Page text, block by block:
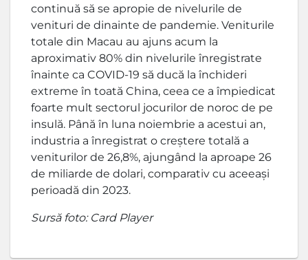
continuă să se apropie de nivelurile de
venituri de dinainte de pandemie. Veniturile
totale din Macau au ajuns acum la
aproximativ 80% din nivelurile înregistrate
înainte ca COVID-19 să ducă la închideri
extreme în toată China, ceea ce a împiedicat
foarte mult sectorul jocurilor de noroc de pe
insulă. Până în luna noiembrie a acestui an,
industria a înregistrat o creștere totală a
veniturilor de 26,8%, ajungând la aproape 26
de miliarde de dolari, comparativ cu aceeași
perioadă din 2023.
Sursă foto: Card Player